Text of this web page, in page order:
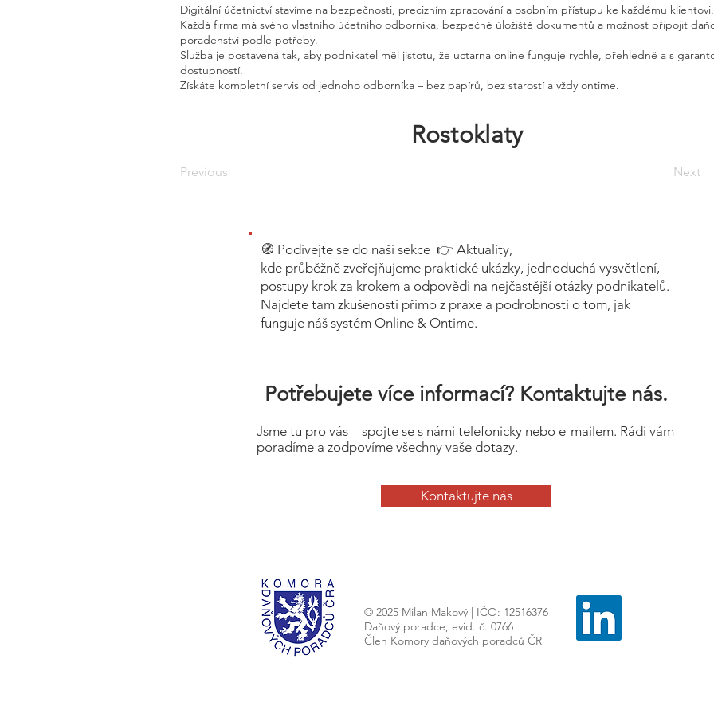
Digitální účetnictví stavíme na bezpečnosti, precizním zpracování a osobním přístupu ke každému klientovi.
Každá firma má svého vlastního účetního odborníka, bezpečné úložiště dokumentů a možnost připojit
poradenství podle potřeby.
Služba je postavená tak, aby podnikatel měl jistotu, že uctarna online funguje rychle, přehledně a s
dostupností.
Získáte kompletní servis od jednoho odborníka – bez papírů, bez starostí a vždy ontime.
Rostoklaty
Previous Next
🧭 Podívejte se do naší sekce 👉 Aktuality,
kde průběžně zveřejňujeme praktické ukázky, jednoduchá vysvětlení,
postupy krok za krokem a odpovědi na nejčastější otázky podnikatelů.
Najdete tam zkušenosti přímo z praxe a podrobnosti o tom, jak
funguje náš systém Online & Ontime.
Potřebujete více informací? Kontaktujte nás.
Jsme tu pro vás – spojte se s námi telefonicky nebo e-mailem. Rádi vám
poradíme a zodpovíme všechny vaše dotazy.
Kontaktujte nás
© 2025 Milan Makový | IČO: 12516376
Daňový poradce, evid. č. 0766
Člen Komory daňových poradců ČR